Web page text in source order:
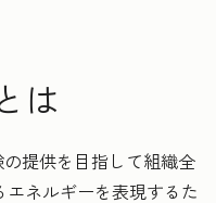
は
提供を目指して組織全
ネルギーを表現するた